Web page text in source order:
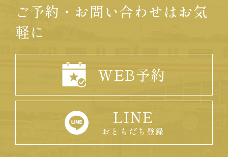
ご予約・お問い合わせはお気
軽に
WEB予約
LINE
おともだち登録